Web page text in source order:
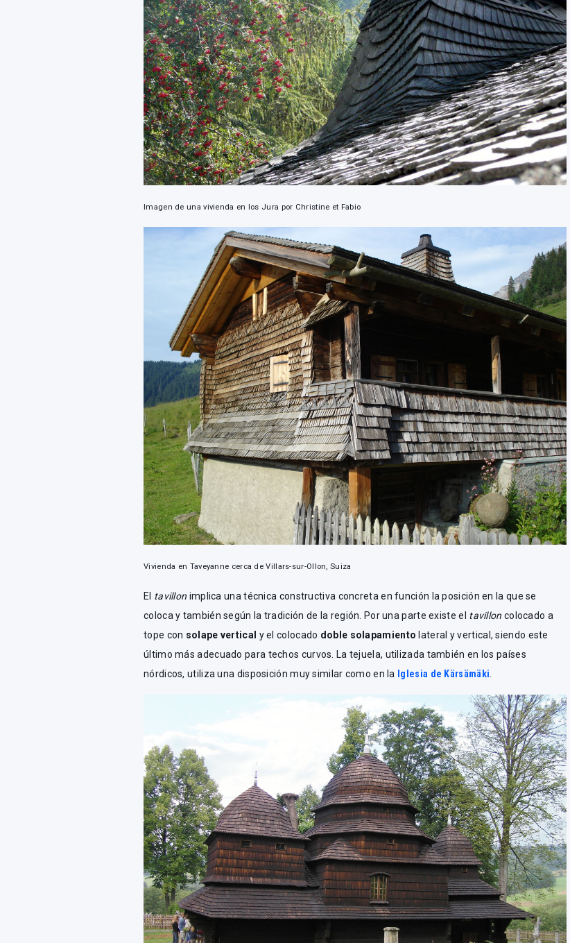
Imagen de una vivienda en los Jura por Christine et Fabio
Vivienda en Taveyanne cerca de Villars-sur-Ollon, Suiza
El tavillon implica una técnica constructiva concreta en función la posición en la que se
coloca y también según la tradición de la región. Por una parte existe el tavillon colocado a
tope con solape vertical y el colocado doble solapamiento lateral y vertical, siendo este
último más adecuado para techos curvos. La tejuela, utilizada también en los países
nórdicos, utiliza una disposición muy similar como en la
Iglesia de Kärsämäki